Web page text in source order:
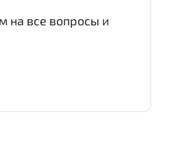
на все вопросы и